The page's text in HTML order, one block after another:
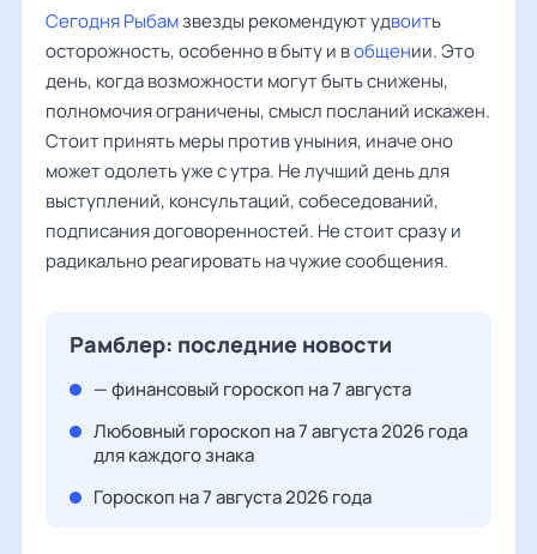
Сегодня Рыбамзвезды рекомендуют удвоить
осторожность, особенно в быту и вобщении. Это
день, когда возможности могут быть снижены,
полномочия ограничены, смысл посланий искажен.
Стоит принять меры против уныния, иначе оно
может одолеть уже с утра. Не лучший день для
выступлений, консультаций, собеседований,
подписания договоренностей. Не стоит сразу и
радикально реагировать на чужие сообщения.
Рамблер: последние новости
— финансовый гороскоп на 7 августа
Любовный гороскоп на 7 августа 2026 года
для каждого знака
Гороскоп на 7 августа 2026 года